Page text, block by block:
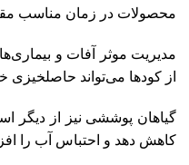
محصولات در زمان مناسب
مدیریت موثر آفات و
از کودها می‌تواند
گیاهان پوششی نیز از دیگر
کاهش دهد و احتباس آب را